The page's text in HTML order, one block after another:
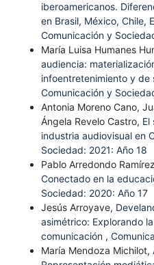
iberoamericanos.
en Brasil, México, Chile,
Comunicación y
María Luisa Humanes
audiencia:
infoentretenimiento y de
Comunicación y
Antonia Moreno Cano,
Ángela Revelo Castro, El
industria audiovisual en
Sociedad: 2021: Año 18
Pablo Arredondo
Conectado en la
Sociedad: 2020: Año 17
Jesús Arroyave,
asimétrico: Explorando
comunicación ,
María Mendoza Michilot,